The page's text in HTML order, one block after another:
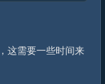
这需要一些时间来